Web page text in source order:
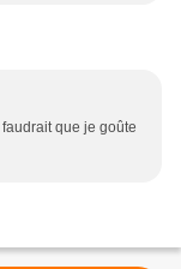
que je goûte